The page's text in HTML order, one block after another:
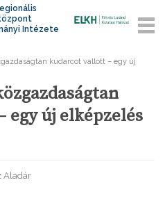
Intézete
kudarcot vallott – egy új
új elképzelés
Aladár